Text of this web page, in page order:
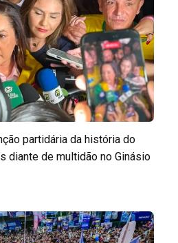
partidária da história do
diante de multidão no Ginásio